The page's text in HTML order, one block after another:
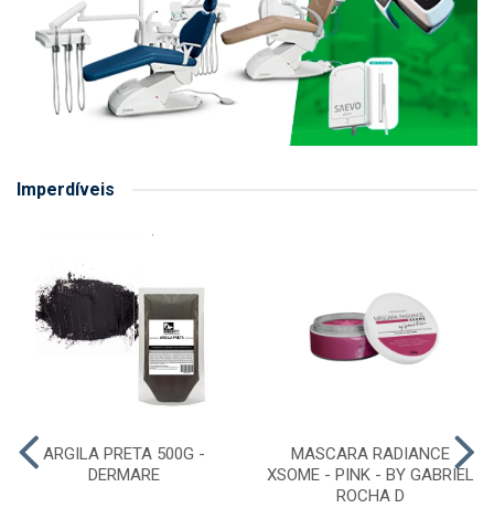
Imperdíveis
ARGILA PRETA 500G -
DERMARE
MASCARA RADIANCE
XSOME - PINK - BY GABRIEL
ROCHA D